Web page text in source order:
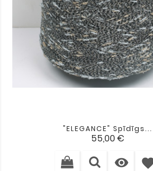
"ELEGANCE" Spīdīgs...
Cena
55,00 €
